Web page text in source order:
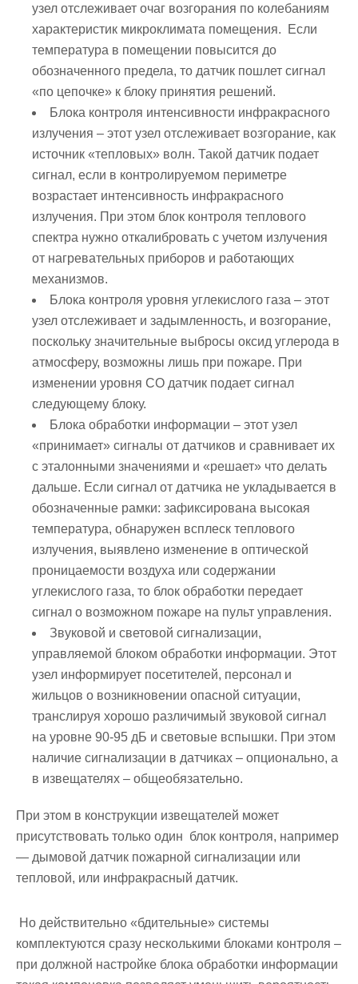
узел отслеживает очаг возгорания по колебаниям
характеристик микроклимата помещения. Если
температура в помещении повысится до
обозначенного предела, то датчик пошлет сигнал
«по цепочке» к блоку принятия решений.
Блока контроля интенсивности инфракрасного
излучения – этот узел отслеживает возгорание, как
источник «тепловых» волн. Такой датчик подает
сигнал, если в контролируемом периметре
возрастает интенсивность инфракрасного
излучения. При этом блок контроля теплового
спектра нужно откалибровать с учетом излучения
от нагревательных приборов и работающих
механизмов.
Блока контроля уровня углекислого газа – этот
узел отслеживает и задымленность, и возгорание,
поскольку значительные выбросы оксид углерода в
атмосферу, возможны лишь при пожаре. При
изменении уровня СО датчик подает сигнал
следующему блоку.
Блока обработки информации – этот узел
«принимает» сигналы от датчиков и сравнивает их
с эталонными значениями и «решает» что делать
дальше. Если сигнал от датчика не укладывается в
обозначенные рамки: зафиксирована высокая
температура, обнаружен всплеск теплового
излучения, выявлено изменение в оптической
проницаемости воздуха или содержании
углекислого газа, то блок обработки передает
сигнал о возможном пожаре на пульт управления.
Звуковой и световой сигнализации,
управляемой блоком обработки информации. Этот
узел информирует посетителей, персонал и
жильцов о возникновении опасной ситуации,
транслируя хорошо различимый звуковой сигнал
на уровне 90-95 дБ и световые вспышки. При этом
наличие сигнализации в датчиках – опционально, а
в извещателях – общеобязательно.
При этом в конструкции извещателей может
присутствовать только один блок контроля, например
— дымовой датчик пожарной сигнализации или
тепловой, или инфракрасный датчик.
Но действительно «бдительные» системы
комплектуются сразу несколькими блоками контроля –
при должной настройке блока обработки информации